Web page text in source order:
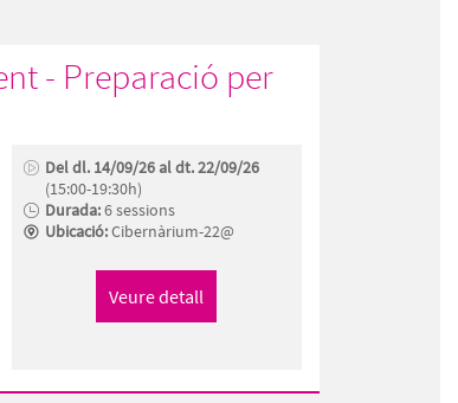
- Preparació per
Del dl. 14/09/26 al dt. 22/09/26
(15:00-19:30h)
Durada:6 sessions
Ubicació:Cibernàrium-22@